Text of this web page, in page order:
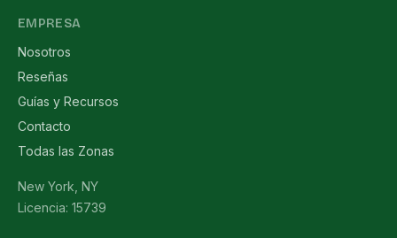
EMPRESA
Nosotros
Reseñas
Guías y Recursos
Contacto
Todas las Zonas
New York, NY
Licencia: 15739